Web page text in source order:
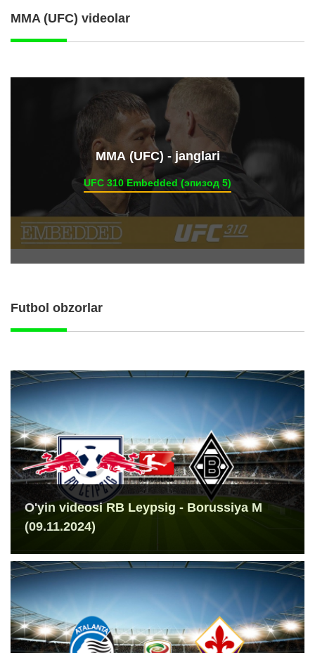
MMA (UFC) videolar
ММА (UFC) - janglari
UFC 310 Embedded (эпизод 5)
Futbol obzorlar
O'yin videosi RB Leypsig - Borussiya M
(09.11.2024)